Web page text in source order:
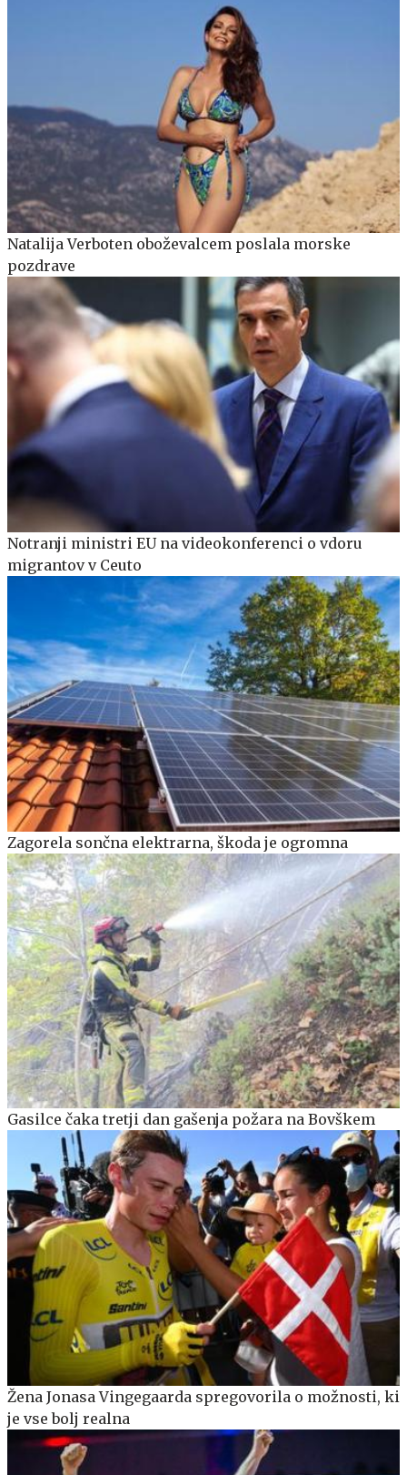
Natalija Verboten oboževalcem poslala morske
pozdrave
Notranji ministri EU na videokonferenci o vdoru
migrantov v Ceuto
Zagorela sončna elektrarna, škoda je ogromna
Gasilce čaka tretji dan gašenja požara na Bovškem
Žena Jonasa Vingegaarda spregovorila o možnosti, ki
je vse bolj realna